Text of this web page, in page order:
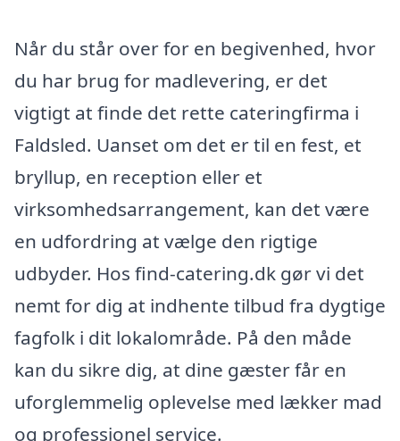
Når du står over for en begivenhed, hvor
du har brug for madlevering, er det
vigtigt at finde det rette cateringfirma i
Faldsled. Uanset om det er til en fest, et
bryllup, en reception eller et
virksomhedsarrangement, kan det være
en udfordring at vælge den rigtige
udbyder. Hos find-catering.dk gør vi det
nemt for dig at indhente tilbud fra dygtige
fagfolk i dit lokalområde. På den måde
kan du sikre dig, at dine gæster får en
uforglemmelig oplevelse med lækker mad
og professionel service.